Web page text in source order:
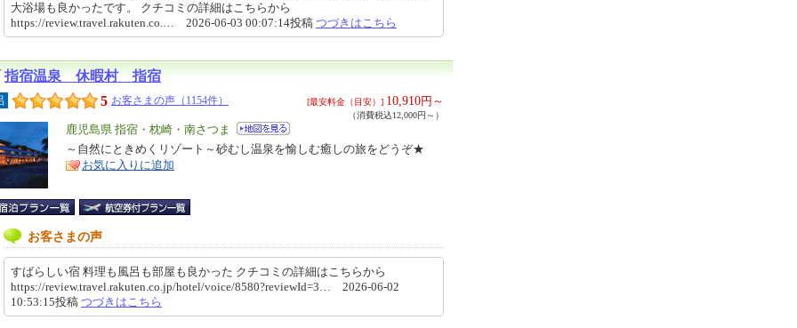
大浴場も良かったです。 クチコミの詳細はこちらから
https://review.travel.rakuten.co.… 2026-06-03 00:07:14投稿 つづきはこちら
指宿温泉 休暇村 指宿
5 お客さまの声（1154件） [最安料金（目安）] 10,910円～
（消費税込12,000円～）
エ
リ
ア
鹿児島県 指宿・枕崎・南さつま
特
徴
～自然にときめくリゾート～砂むし温泉を愉しむ癒しの旅をどうぞ★
お気に入りに追加
お客さまの声
すばらしい宿 料理も風呂も部屋も良かった クチコミの詳細はこちらから
https://review.travel.rakuten.co.jp/hotel/voice/8580?reviewId=3… 2026-06-02
10:53:15投稿 つづきはこちら